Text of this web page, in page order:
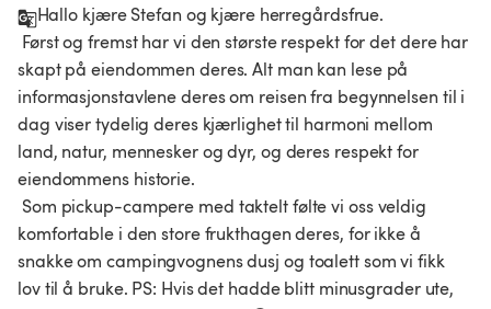
Hallo kjære Stefan og kjære herregårdsfrue.
skapt på eiendommen deres. Alt man kan lese på
informasjonstavlene deres om reisen fra begynnelsen til i
dag viser tydelig deres kjærlighet til harmoni mellom
land, natur, mennesker og dyr, og deres respekt for
eiendommens historie.
komfortable i den store frukthagen deres, for ikke å
snakke om campingvognens dusj og toalett som vi fikk
lov til å bruke. PS: Hvis det hadde blitt minusgrader ute,